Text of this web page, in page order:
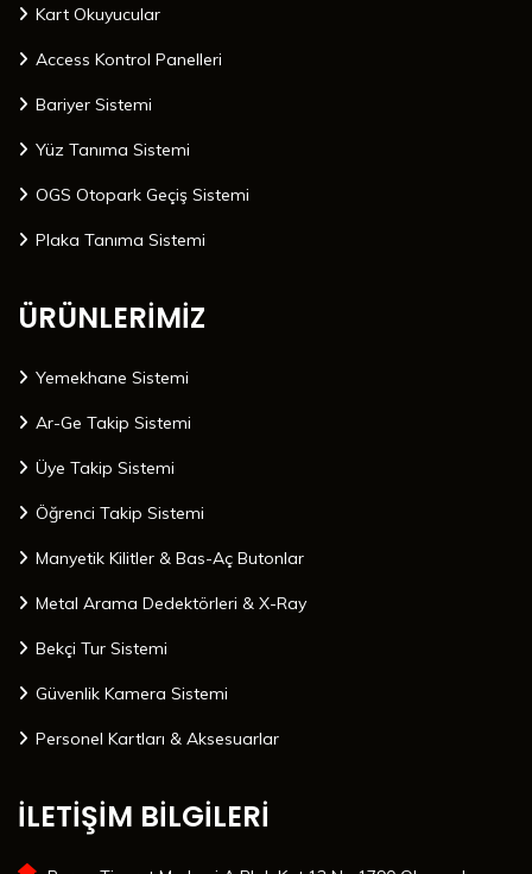
Kart Okuyucular
Access Kontrol Panelleri
Bariyer Sistemi
Yüz Tanıma Sistemi
OGS Otopark Geçiş Sistemi
Plaka Tanıma Sistemi
ÜRÜNLERİMİZ
Yemekhane Sistemi
Ar-Ge Takip Sistemi
Üye Takip Sistemi
Öğrenci Takip Sistemi
Manyetik Kilitler & Bas-Aç Butonlar
Metal Arama Dedektörleri & X-Ray
Bekçi Tur Sistemi
Güvenlik Kamera Sistemi
Personel Kartları & Aksesuarlar
İLETİŞİM BİLGİLERİ